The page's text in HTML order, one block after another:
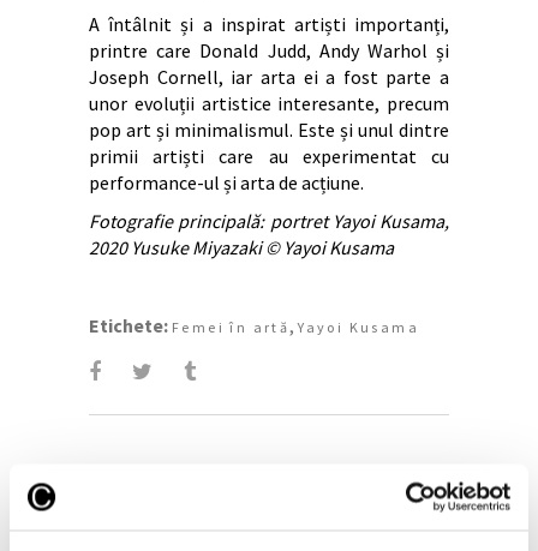
A întâlnit și a inspirat artiști importanți,
printre care Donald Judd, Andy Warhol și
Joseph Cornell, iar arta ei a fost parte a
unor evoluții artistice interesante, precum
pop art și minimalismul. Este și unul dintre
primii artiști care au experimentat cu
performance-ul și arta de acțiune.
Fotografie principală: portret Yayoi Kusama,
2020 Yusuke Miyazaki © Yayoi Kusama
Etichete: Femei în artă,Yayoi Kusama